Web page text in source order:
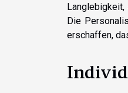
Die
erschaffen,